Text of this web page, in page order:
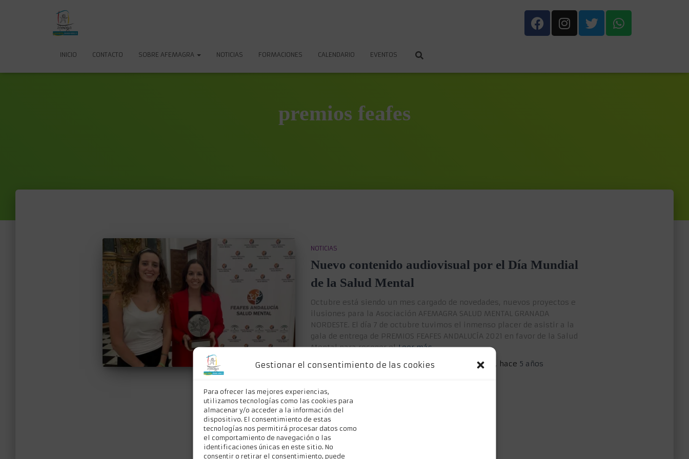
Gestionar el consentimiento de las cookies
Para ofrecer las mejores experiencias,
utilizamos tecnologías como las cookies para
almacenar y/o acceder a la información del
dispositivo. El consentimiento de estas
tecnologías nos permitirá procesar datos como
el comportamiento de navegación o las
identificaciones únicas en este sitio. No
consentir o retirar el consentimiento, puede
INICIO CONTACTO SOBRE AFEMAGRA NOTICIAS FORMACIONES CALENDARIO EVENTOS
premios feafes
NOTICIAS
Nuevo contenido audiovisual por el Día Mundial
de la Salud Mental
Octubre está siendo un mes cargado de novedades, nuevos proyectos e
ilusiones para la Asociación AFEMAGRA SALUD MENTAL GRANADA
NORDESTE. El día 7 de octubre tuvimos el inmenso placer de asistir a la
gala de entrega de PREMIOS FEAFES ANDALUCÍA 2021 en favor de la Salud
Mental para recoger el Leer más
PorAFEMAGRA SALUD MENTAL GRANADA NORDESTE , hace 5 años